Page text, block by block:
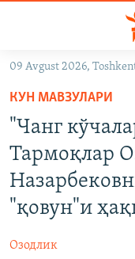
Асосий
навигацияга
ўтинг
Қидиришга
ўтинг
OZODVIDEO
OZODARXIV
На русском
09 Avgust 2026,
КУН МАВЗУЛАРИ
"Чанг
Тармоқлар
"қовун"и
Озодлик